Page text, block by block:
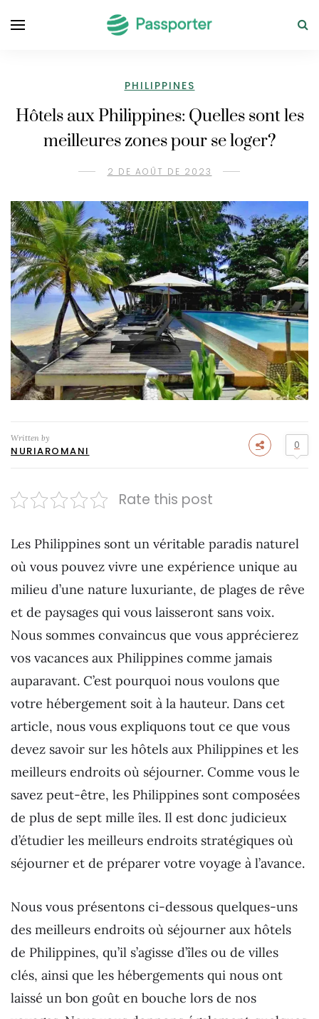
PHILIPPINES
Hôtels aux Philippines: Quelles sont les
meilleures zones pour se loger?
2 DE AOÛT DE 2023
Written by
NURIAROMANI 0
Rate this post
Les Philippines sont un véritable paradis naturel
où vous pouvez vivre une expérience unique au
milieu d’une nature luxuriante, de plages de rêve
et de paysages qui vous laisseront sans voix.
Nous sommes convaincus que vous apprécierez
vos vacances aux Philippines comme jamais
auparavant. C’est pourquoi nous voulons que
votre hébergement soit à la hauteur. Dans cet
article, nous vous expliquons tout ce que vous
devez savoir sur les hôtels aux Philippines et les
meilleurs endroits où séjourner. Comme vous le
savez peut-être, les Philippines sont composées
de plus de sept mille îles. Il est donc judicieux
d’étudier les meilleurs endroits stratégiques où
séjourner et de préparer votre voyage à l’avance.
Nous vous présentons ci-dessous quelques-uns
des meilleurs endroits où séjourner aux hôtels
de Philippines, qu’il s’agisse d’îles ou de villes
clés, ainsi que les hébergements qui nous ont
laissé un bon goût en bouche lors de nos